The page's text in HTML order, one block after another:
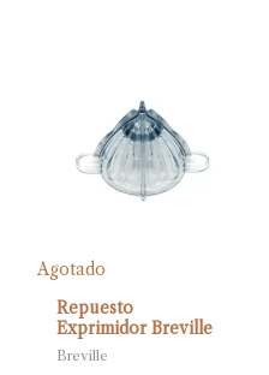
Agotado
Repuesto
Exprimidor Breville
Breville